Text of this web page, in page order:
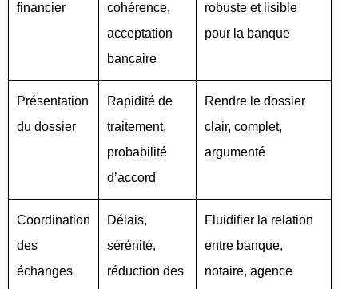
financier
cohérence,
acceptation
bancaire
robuste et lisible
pour la banque
Présentation
du dossier
Rapidité de
traitement,
probabilité
d’accord
Rendre le dossier
clair, complet,
argumenté
Coordination
des
échanges
Délais,
sérénité,
réduction des
Fluidifier la relation
entre banque,
notaire, agence